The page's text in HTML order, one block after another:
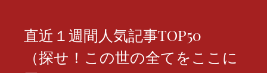
直近１週間人気記事TOP50
（探せ！この世の全てをここに